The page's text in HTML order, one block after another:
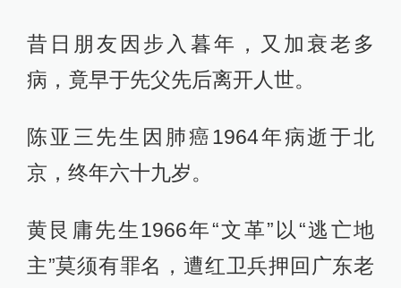
昔日朋友因步入暮年，又加衰老多
病，竟早于先父先后离开人世。
陈亚三先生因肺癌1964年病逝于北
京，终年六十九岁。
黄艮庸先生1966年“文革”以“逃亡地
主”莫须有罪名，遭红卫兵押回广东老